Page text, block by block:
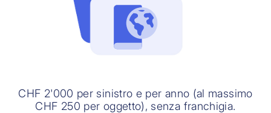
CHF 2'000 per sinistro e per anno (al massimo
CHF 250 per oggetto), senza franchigia.